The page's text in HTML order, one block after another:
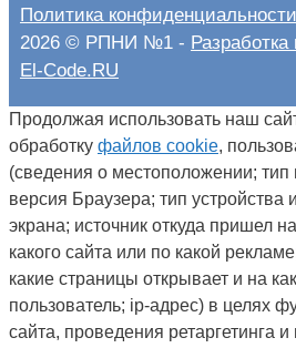
Политика конфиденциальности
2026 © РПНИ №1 -
El-Code.RU
Продолжая использовать наш
обработку файлов cookie,
(сведения о местоположении;
версия Браузера; тип устройства
экрана; источник откуда пришел
какого сайта или по какой
какие страницы открывает и на
пользователь; ip-адрес) в целях
сайта, проведения ретаргетинга